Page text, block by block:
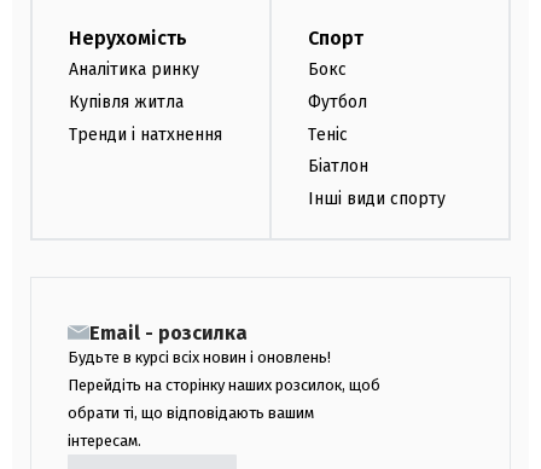
Нерухомість
Аналітика ринку
Купівля житла
Тренди і натхнення
Спорт
Бокс
Футбол
Теніс
Біатлон
Інші види спорту
Email - розсилка
Будьте в курсі всіх новин і оновлень!
Перейдіть на сторінку наших розсилок, щоб
обрати ті, що відповідають вашим
інтересам.